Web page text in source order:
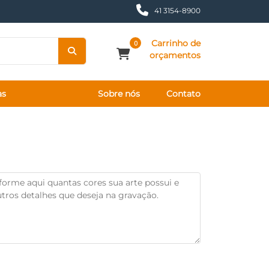
41 3154-8900
0
Carrinho de
orçamentos
Sobre nós Contato